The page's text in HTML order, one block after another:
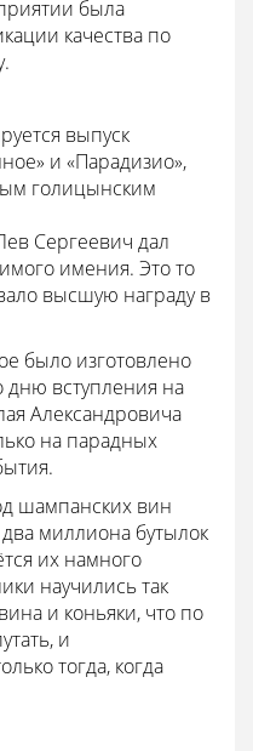
была
качества по
выпуск
и «Парадизио»,
голицынским
Сергеевич дал
имения. Это то
высшую награду в
было изготовлено
вступления на
Александровича
на парадных
шампанских вин
миллиона бутылок
их намного
научились так
и коньяки, что по
и
тогда, когда